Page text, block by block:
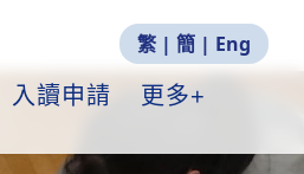
繁 | 簡 | Eng
入讀申請 更多+